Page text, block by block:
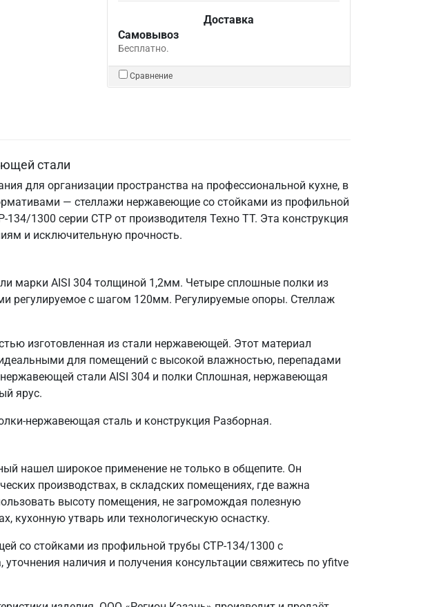
Доставка
Самовывоз
Бесплатно.
Сравнение
стали
для организации пространства на профессиональной кухне, в
— стеллажи нержавеющие со стойками из профильной
1300 серии СТР от производителя Техно ТТ. Эта конструкция
и исключительную прочность.
марки AISI 304 толщиной 1,2мм. Четыре сплошные полки из
регулируемое с шагом 120мм. Регулируемые опоры. Стеллаж
изготовленная из стали нержавеющей. Этот материал
для помещений с высокой влажностью, перепадами
стали AISI 304 и полки Сплошная, нержавеющая
ярус.
нержавеющая сталь и конструкция Разборная.
нашел широкое применение не только в общепите. Он
производствах, в складских помещениях, где важна
высоту помещения, не загромождая полезную
кухонную утварь или технологическую оснастку.
со стойками из профильной трубы СТР-134/1300 с
наличия и получения консультации свяжитесь по yfitve